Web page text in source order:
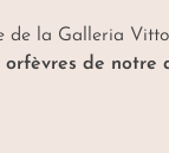
de la Galleria
de notre